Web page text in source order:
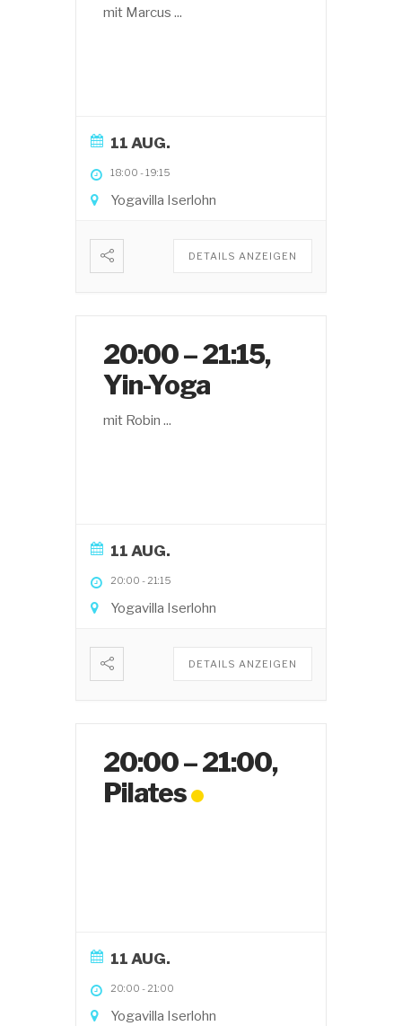
mit Marcus ...
11 AUG.
18:00 -19:15
Yogavilla Iserlohn
DETAILS ANZEIGEN
20:00 – 21:15,
Yin-Yoga
mit Robin ...
11 AUG.
20:00 - 21:15
Yogavilla Iserlohn
DETAILS ANZEIGEN
20:00 – 21:00,
Pilates
11 AUG.
20:00 - 21:00
Yogavilla Iserlohn